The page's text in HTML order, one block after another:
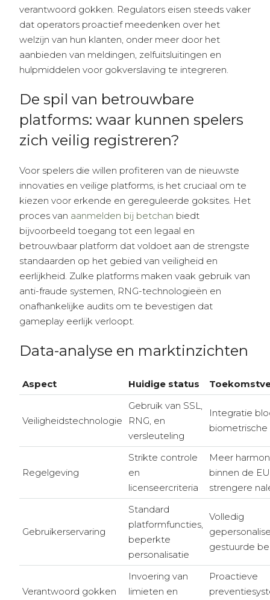
verantwoord gokken. Regulators eisen steeds vaker
dat operators proactief meedenken over het
welzijn van hun klanten, onder meer door het
aanbieden van meldingen, zelfuitsluitingen en
hulpmiddelen voor gokverslaving te integreren.
De spil van betrouwbare
platforms: waar kunnen spelers
zich veilig registreren?
Voor spelers die willen profiteren van de nieuwste
innovaties en veilige platforms, is het cruciaal om te
kiezen voor erkende en gereguleerde goksites. Het
proces van aanmelden bij betchan biedt
bijvoorbeeld toegang tot een legaal en
betrouwbaar platform dat voldoet aan de strengste
standaarden op het gebied van veiligheid en
eerlijkheid. Zulke platforms maken vaak gebruik van
anti-fraude systemen, RNG-technologieën en
onafhankelijke audits om te bevestigen dat
gameplay eerlijk verloopt.
Data-analyse en marktinzichten
Aspect Huidige status
Veiligheidstechnologie
Gebruik van SSL,
RNG, en
versleuteling
Integratie
Regelgeving
Strikte controle
en
licenseercriteria
Meer
binnen de
strengere
Gebruikerservaring
Standard
platformfuncties,
beperkte
personalisatie
Volledig
gestuurde
Verantwoord gokken
Invoering van
limieten en
Proactieve